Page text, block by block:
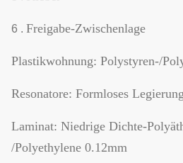
6 . Freigabe-Zwischenlage
Plastikwohnung: Polystyren-/
Resonatore: Formloses
Laminat: Niedrige Dichte-
/Polyethylene 0.12mm